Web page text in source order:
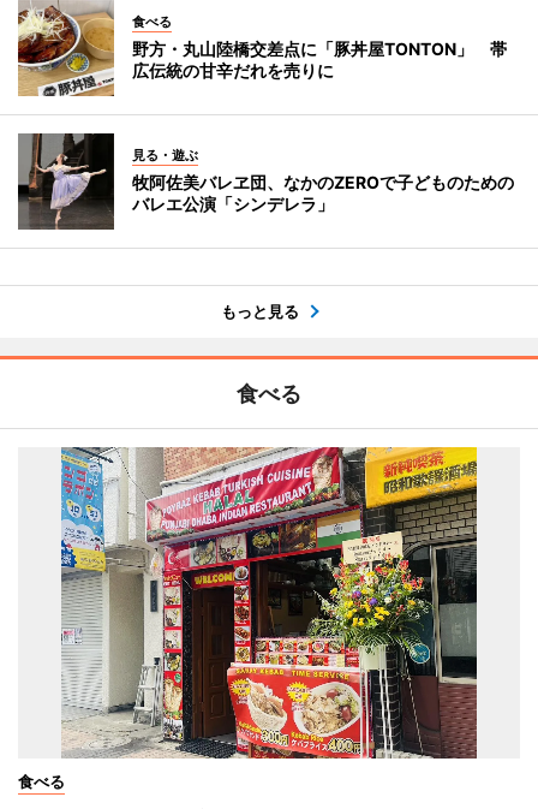
食べる
野方・丸山陸橋交差点に「豚丼屋TONTON」 帯
広伝統の甘辛だれを売りに
見る・遊ぶ
牧阿佐美バレヱ団、なかのZEROで子どものための
バレエ公演「シンデレラ」
もっと見る
食べる
食べる